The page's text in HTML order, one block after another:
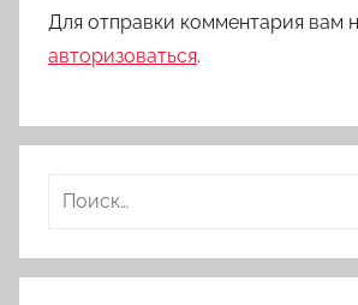
Для отправки комментария вам
авторизоваться.
Найти: